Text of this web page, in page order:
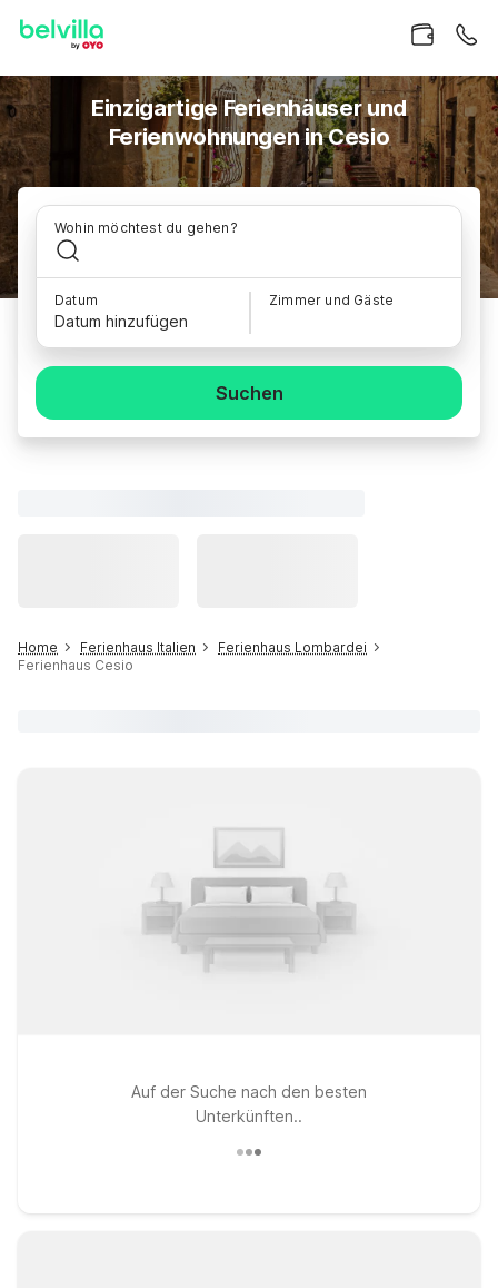
Einzigartige Ferienhäuser und
Ferienwohnungen in Cesio
Wohin möchtest du gehen?
Datum
Datum hinzufügen
Zimmer und Gäste
Suchen
Home Ferienhaus Italien
Ferienhaus Lombardei
Ferienhaus Cesio
Auf der Suche nach den besten
Unterkünften..